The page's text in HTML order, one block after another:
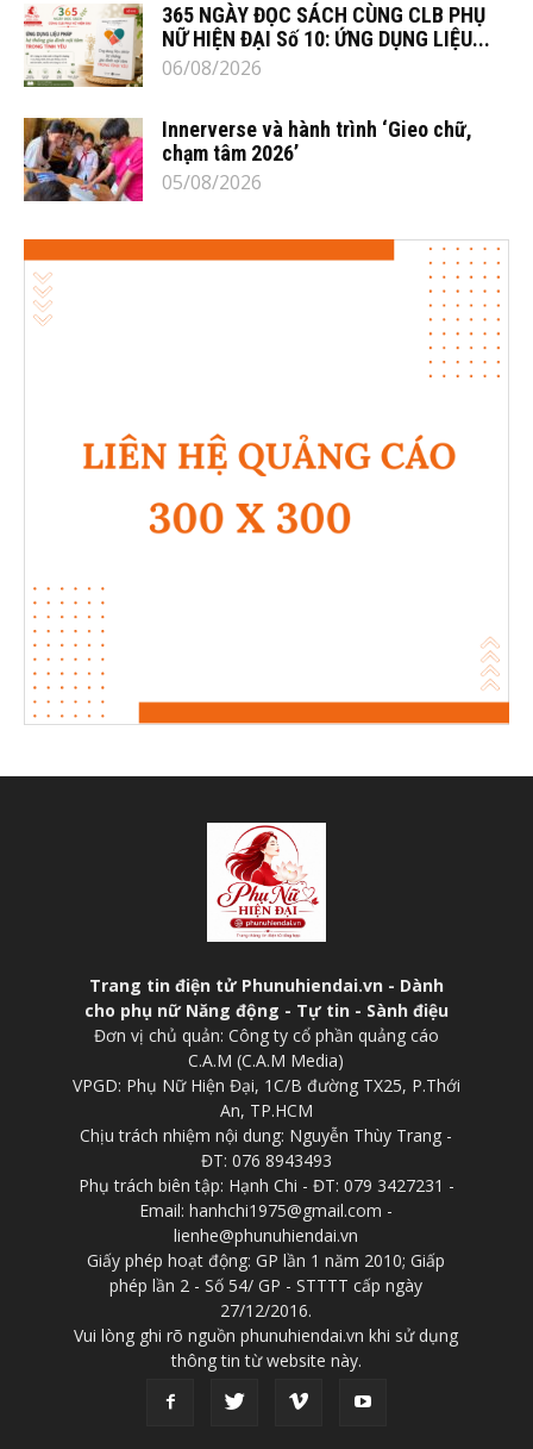
365 NGÀY ĐỌC SÁCH CÙNG CLB PHỤ
NỮ HIỆN ĐẠI Số 10: ỨNG DỤNG LIỆU...
06/08/2026
Innerverse và hành trình ‘Gieo chữ,
chạm tâm 2026’
05/08/2026
Trang tin điện tử Phunuhiendai.vn - Dành
cho phụ nữ Năng động - Tự tin - Sành điệu
Đơn vị chủ quản: Công ty cổ phần quảng cáo
C.A.M (C.A.M Media)
VPGD: Phụ Nữ Hiện Đại, 1C/B đường TX25, P.Thới
An, TP.HCM
Chịu trách nhiệm nội dung: Nguyễn Thùy Trang -
ĐT: 076 8943493
Phụ trách biên tập: Hạnh Chi - ĐT: 079 3427231 -
Email: hanhchi1975@gmail.com -
lienhe@phunuhiendai.vn
Giấy phép hoạt động: GP lần 1 năm 2010; Giấp
phép lần 2 - Số 54/ GP - STTTT cấp ngày
27/12/2016.
Vui lòng ghi rõ nguồn phunuhiendai.vn khi sử dụng
thông tin từ website này.